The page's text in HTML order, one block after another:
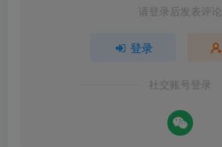
请登录后发表评论
登录
社交账号登录